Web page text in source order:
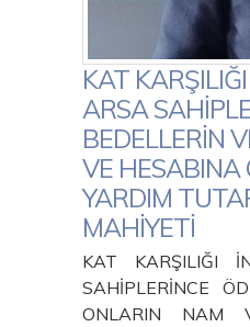
KAT
ARSA
BEDELLERİN
VE HESABINA
YARDIM
MAHİYETİ
KAT KARŞILIĞI
SAHİPLERİNCE
ONLARIN NAM